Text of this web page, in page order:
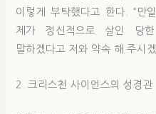
이렇게 부탁했다고 한다. “만
제가 정신적으로 살인 당
말하겠다고 저와 약속 해 주시
2. 크리스천 사이언스의 성경관